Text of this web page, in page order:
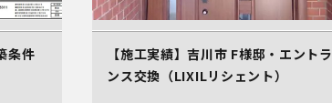
条件
【施工実績】吉川市 F様邸・エントラ
ンス交換（LIXILリシェント）